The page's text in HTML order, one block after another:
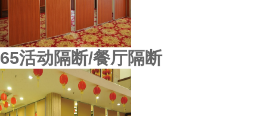
65活动隔断/餐厅隔断